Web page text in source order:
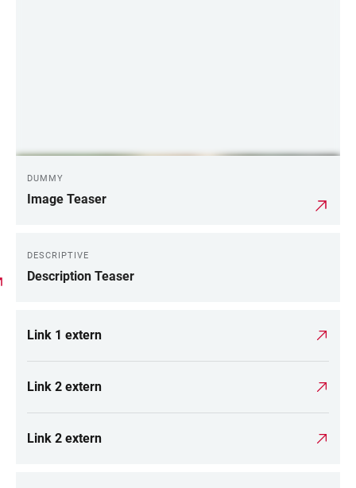
DUMMY
Image Teaser
DESCRIPTIVE
Description Teaser
Link 1 extern
Link 2 extern
Link 2 extern